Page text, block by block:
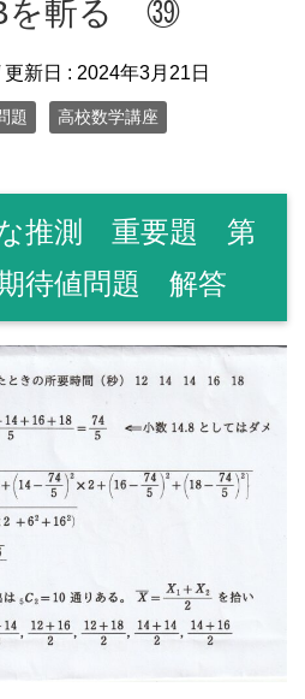
を斬る ㊴
更新日 : 2024年3月21日
題 高校数学講座
推測 重要題 第
待値問題 解答